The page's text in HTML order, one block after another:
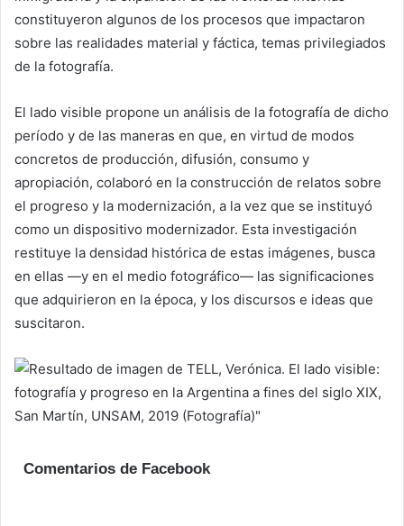
constituyeron algunos de los procesos que impactaron
sobre las realidades material y fáctica, temas privilegiados
de la fotografía.
El lado visible propone un análisis de la fotografía de dicho
período y de las maneras en que, en virtud de modos
concretos de producción, difusión, consumo y
apropiación, colaboró en la construcción de relatos sobre
el progreso y la modernización, a la vez que se instituyó
como un dispositivo modernizador. Esta investigación
restituye la densidad histórica de estas imágenes, busca
en ellas —y en el medio fotográfico— las significaciones
que adquirieron en la época, y los discursos e ideas que
suscitaron.
Comentarios de Facebook